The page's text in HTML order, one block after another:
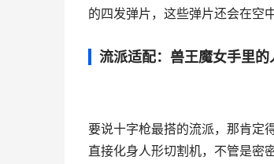
的四发弹片，这些弹片还会在空
流派适配：兽王魔女手里的
要说十字枪最搭的流派，那肯定
直接化身人形切割机，不管是密